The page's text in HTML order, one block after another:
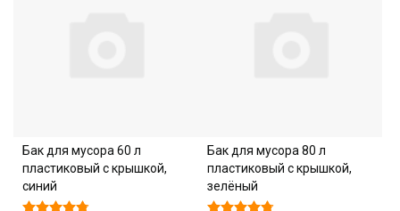
Бак для мусора 60 л
пластиковый с крышкой,
синий
Бак для мусора 80 л
пластиковый с крышкой,
зелёный